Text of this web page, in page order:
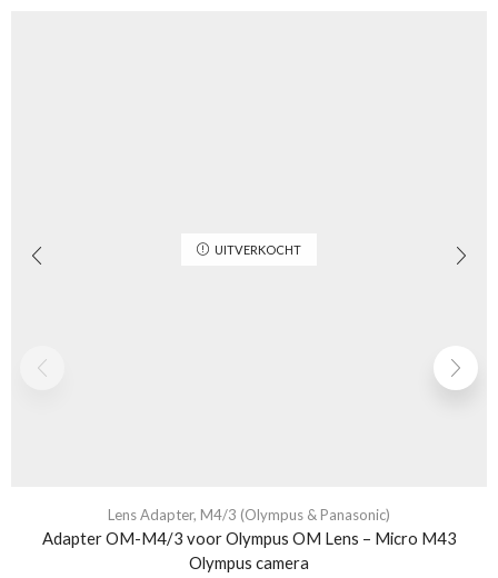
UITVERKOCHT
Lens Adapter, M4/3 (Olympus & Panasonic)
Adapter OM-M4/3 voor Olympus OM Lens – Micro M43
Olympus camera